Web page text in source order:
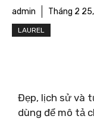
admin Tháng 2
LAUREL
Đẹp, lịch sử và
dùng để mô tả